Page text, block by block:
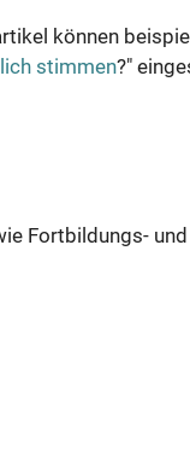
können
stimmen?"
Fortbildungs- und